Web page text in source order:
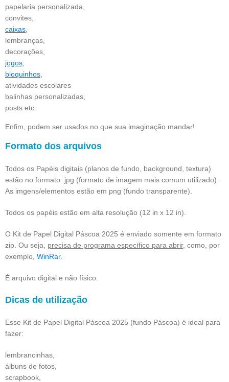
papelaria personalizada,
convites,
caixas
lembranças,
decorações,
jogos
bloquinhos
atividades escolares
balinhas personalizadas,
posts etc.
Enfim, podem ser usados no que sua imaginação mandar!
Formato dos arquivos
Todos os Papéis digitais (planos de fundo, background, textura)
estão no formato .jpg (formato de imagem mais comum utilizado).
As imgens/elementos estão em png (fundo transparente).
Todos os papéis estão em alta resolução (12 in x 12 in).
O Kit de Papel Digital Páscoa 2025 é enviado somente em formato
zip. Ou seja, precisa de programa específico para abrir, como, por
exemplo, WinRar.
É arquivo digital e não físico.
Dicas de utilização
Esse Kit de Papel Digital Páscoa 2025 (fundo Páscoa) é ideal para
fazer:
lembrancinhas,
álbuns de fotos,
scrapbook,